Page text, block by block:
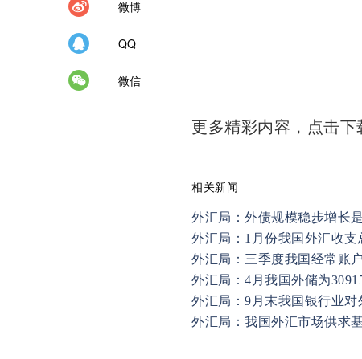
微博
QQ
微信
更多精彩内容，点击下
相关新闻
外汇局：外债规模稳步增长
外汇局：1月份我国外汇收支
外汇局：三季度我国经常账
外汇局：4月我国外储为
外汇局：9月末我国银行业对
外汇局：我国外汇市场供求